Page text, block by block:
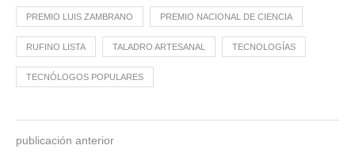
PREMIO LUIS ZAMBRANO PREMIO NACIONAL DE CIENCIA
RUFINO LISTA TALADRO ARTESANAL TECNOLOGÍAS
TECNÓLOGOS POPULARES
publicación anterior